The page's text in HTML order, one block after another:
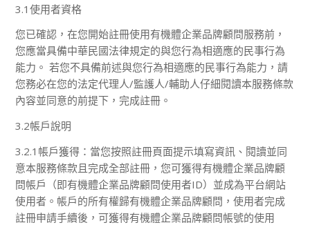
3.1使用者資格
您已確認，在您開始註冊使用有機體企業品牌顧問服務前，
您應當具備中華民國法律規定的與您行為相適應的民事行為
能力。 若您不具備前述與您行為相適應的民事行為能力，請
您務必在您的法定代理人/監護人/輔助人仔細閱讀本服務條款
內容並同意的前提下，完成註冊。
3.2帳戶說明
3.2.1帳戶獲得：當您按照註冊頁面提示填寫資訊、閱讀並同
意本服務條款且完成全部註冊，您可獲得有機體企業品牌顧
問帳戶（即有機體企業品牌顧問使用者ID）並成為平台網站
使用者。帳戶的所有權歸有機體企業品牌顧問，使用者完成
註冊申請手續後，可獲得有機體企業品牌顧問帳號的使用